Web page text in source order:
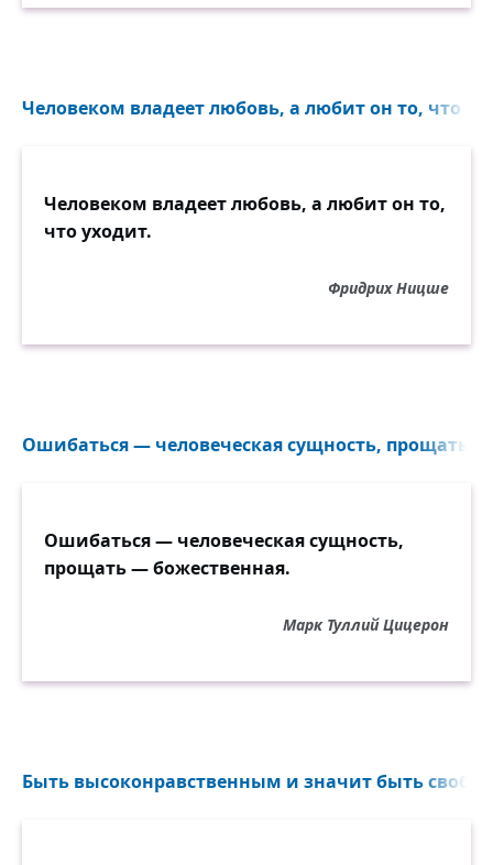
Человеком владеет любовь, а любит он то, что
Человеком владеет любовь, а любит он то,
что уходит.
Фридрих Ницше
Ошибаться — человеческая сущность, прощать
Ошибаться — человеческая сущность,
прощать — божественная.
Марк Туллий Цицерон
Быть высоконравственным и значит быть